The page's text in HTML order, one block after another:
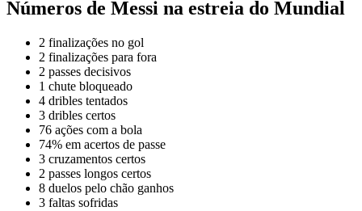
Números de Messi na estreia do Mundial
2 finalizações no gol
2 finalizações para fora
2 passes decisivos
1 chute bloqueado
4 dribles tentados
3 dribles certos
76 ações com a bola
74% em acertos de passe
3 cruzamentos certos
2 passes longos certos
8 duelos pelo chão ganhos
3 faltas sofridas